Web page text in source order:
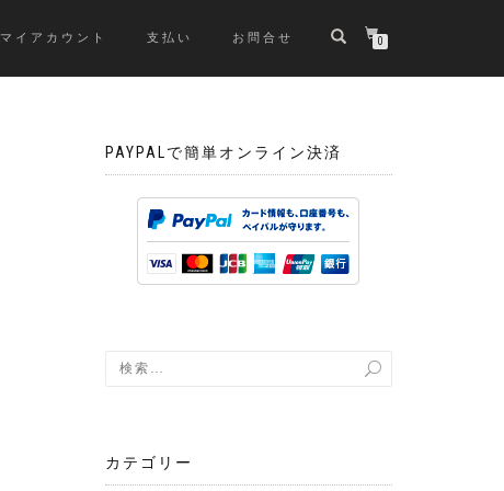
マイアカウント 支払い お問合せ 0
PAYPALで簡単オンライン決済
カテゴリー